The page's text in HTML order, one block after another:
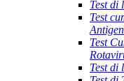
Test di
Test
Test
Test di